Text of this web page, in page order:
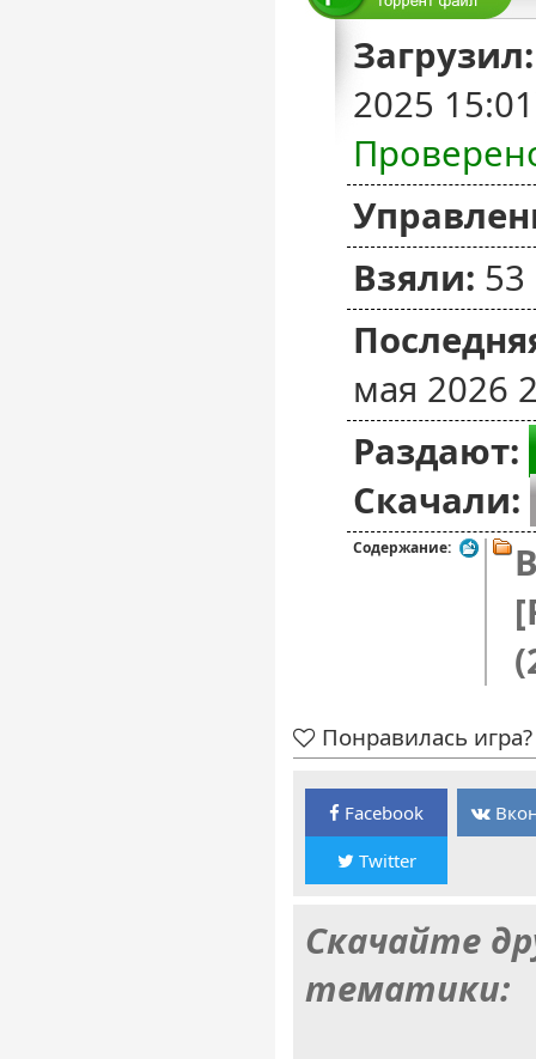
Загрузил:
2025
Взяли:
мая 2026
Раздают:
Скачали:
Содержание:
Понравилась
Facebook
Twitter
Скачайте
тематики: